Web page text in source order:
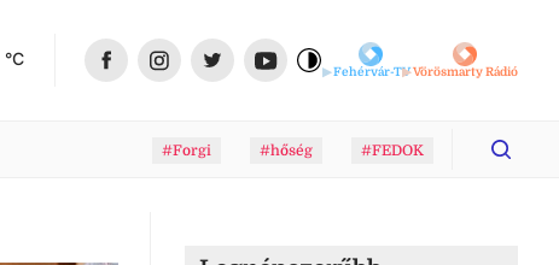
°C
Fehérvár-TVVörösmarty Rádió
#Forgi #hőség #FEDOK